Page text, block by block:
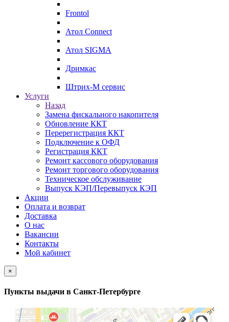
Frontol
Атол Connect
Атол SIGMA
Дримкас
Штрих-М сервис
Услуги
Назад
Замена фискального накопителя
Обновление ККТ
Перерегистрация ККТ
Подключение к ОФД
Регистрация ККТ
Ремонт кассового оборудования
Ремонт торгового оборудования
Техническое обслуживание
Выпуск КЭП/Перевыпуск КЭП
Акции
Оплата и возврат
Доставка
О нас
Вакансии
Контакты
Мой кабинет
×
Пункты выдачи в Санкт-Петербурге